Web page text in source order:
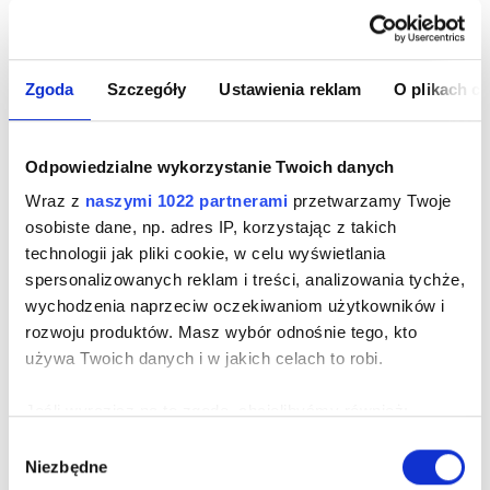
Zgoda Szczegóły Ustawienia reklam O plikach
Odpowiedzialne wykorzystanie Twoich danych
Wraz z naszymi 1022 partnerami przetwarzamy Twoje
osobiste dane, np. adres IP, korzystając z takich
technologii jak pliki cookie, w celu wyświetlania
spersonalizowanych reklam i treści, analizowania tychże,
wychodzenia naprzeciw oczekiwaniom użytkowników i
rozwoju produktów. Masz wybór odnośnie tego, kto
używa Twoich danych i w jakich celach to robi.
geograficznej z dokładnością nawet do kilku metrów
zgody
Niezbędne
-14%
JEDWABNO-LNIANY GRANATOWY
Cena
179,00 zł
299,00 zł cena regularna